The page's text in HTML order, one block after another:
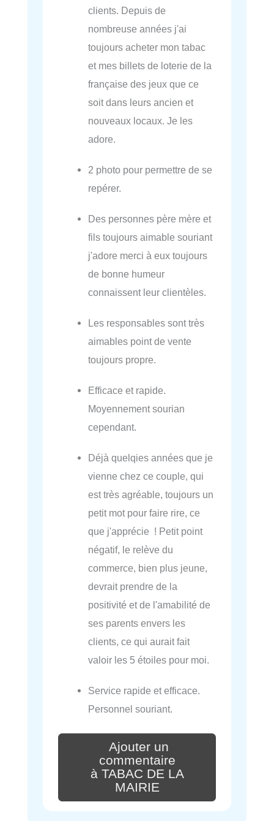
clients. Depuis de
nombreuse années j'ai
toujours acheter mon tabac
et mes billets de loterie de la
française des jeux que ce
soit dans leurs ancien et
nouveaux locaux. Je les
adore.
2 photo pour permettre de se
repérer.
Des personnes père mère et
fils toujours aimable souriant
j'adore merci à eux toujours
de bonne humeur
connaissent leur clientèles.
Les responsables sont très
aimables point de vente
toujours propre.
Efficace et rapide.
Moyennement sourian
cependant.
Déjà quelqies années que je
vienne chez ce couple, qui
est très agréable, toujours un
petit mot pour faire rire, ce
que j'apprécie ! Petit point
négatif, le relève du
commerce, bien plus jeune,
devrait prendre de la
positivité et de l'amabilité de
ses parents envers les
clients, ce qui aurait fait
valoir les 5 étoiles pour moi.
Service rapide et efficace.
Personnel souriant.
Ajouter un
commentaire
à TABAC DE LA
MAIRIE